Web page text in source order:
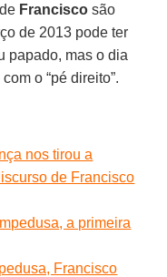
Francisco são
de 2013 pode ter
papado, mas o dia
o “pé direito”.
nos tirou a
de Francisco
a primeira
Francisco